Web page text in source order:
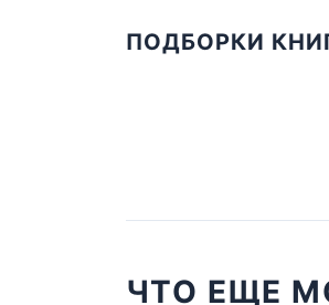
ПОДБОРКИ
ЧТО ЕЩЕ